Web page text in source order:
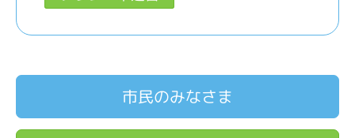
市民のみなさま